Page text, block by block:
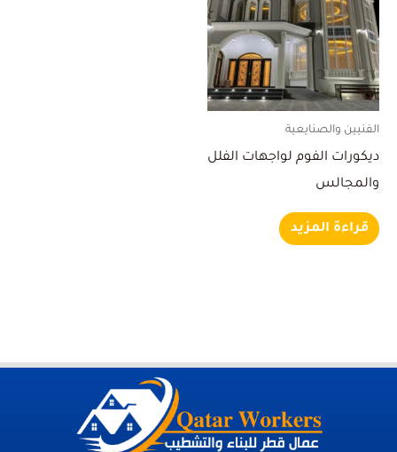
الفنيين والصنايعية
ديكورات الفوم لواجهات الفلل
والمجالس
قراءة المزيد